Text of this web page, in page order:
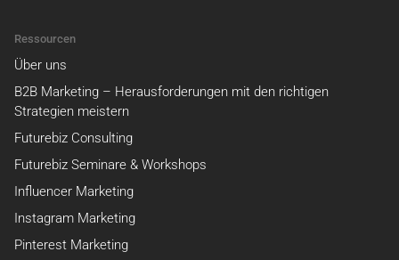
Ressourcen
Über uns
B2B Marketing – Herausforderungen mit den richtigen
Strategien meistern
Futurebiz Consulting
Futurebiz Seminare & Workshops
Influencer Marketing
Instagram Marketing
Pinterest Marketing